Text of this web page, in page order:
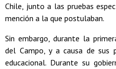
Chile, junto a las pruebas
mención a la que postulaban.
Sin embargo, durante la
del Campo, y a causa de sus
educacional. Durante su